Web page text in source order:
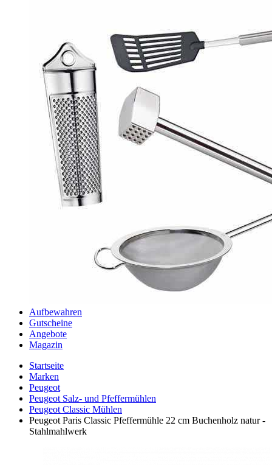
Aufbewahren
Gutscheine
Angebote
Magazin
Startseite
Marken
Peugeot
Peugeot Salz- und Pfeffermühlen
Peugeot Classic Mühlen
Peugeot Paris Classic Pfeffermühle 22 cm Buchenholz natur -
Stahlmahlwerk